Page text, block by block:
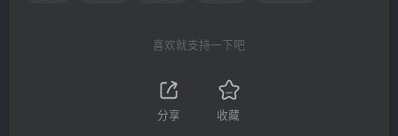
喜欢就支持一下吧
分享 收藏